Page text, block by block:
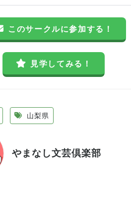
このサークルに参加する！
見学してみる！
山梨県
やまなし文芸倶楽部